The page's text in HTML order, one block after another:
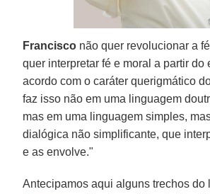
Francisco não quer revolucionar a
quer interpretar fé e moral a partir do
acordo com o caráter querigmático
faz isso não em uma linguagem
mas em uma linguagem simples,
dialógica não simplificante, que
e as envolve."
Antecipamos aqui alguns trechos